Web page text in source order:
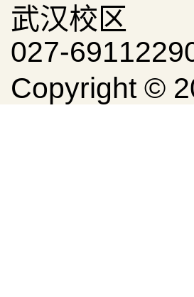
武汉校区
027-
Copyright ©